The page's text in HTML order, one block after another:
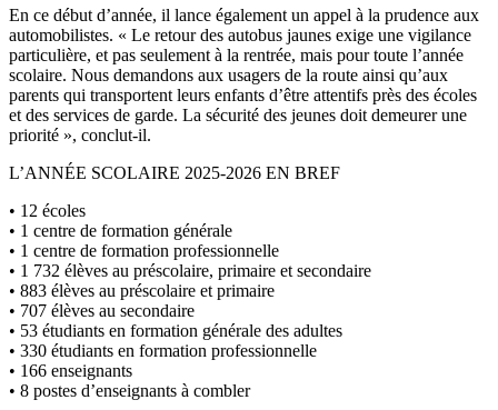
En ce début d’année, il lance également un appel à la prudence aux
automobilistes. « Le retour des autobus jaunes exige une vigilance
particulière, et pas seulement à la rentrée, mais pour toute l’année
scolaire. Nous demandons aux usagers de la route ainsi qu’aux
parents qui transportent leurs enfants d’être attentifs près des écoles
et des services de garde. La sécurité des jeunes doit demeurer une
priorité », conclut-il.
L’ANNÉE SCOLAIRE 2025-2026 EN BREF
• 12 écoles
• 1 centre de formation générale
• 1 centre de formation professionnelle
• 1 732 élèves au préscolaire, primaire et secondaire
• 883 élèves au préscolaire et primaire
• 707 élèves au secondaire
• 53 étudiants en formation générale des adultes
• 330 étudiants en formation professionnelle
• 166 enseignants
• 8 postes d’enseignants à combler